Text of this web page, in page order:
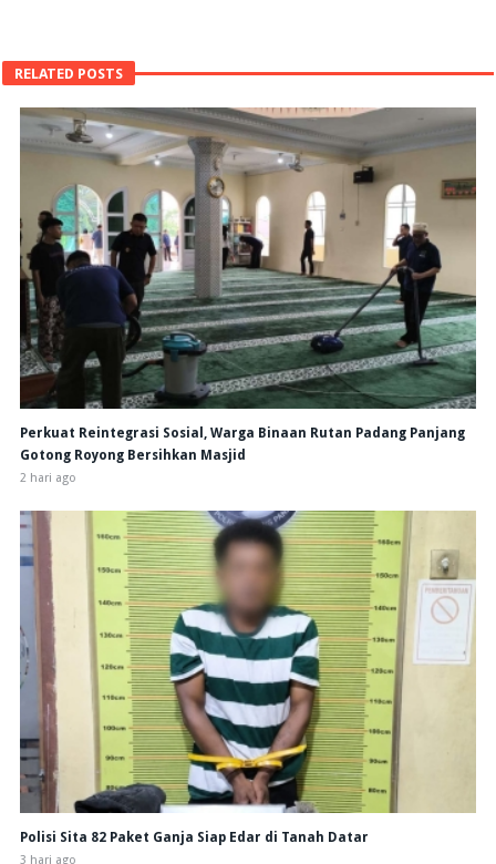
RELATED POSTS
Perkuat Reintegrasi Sosial, Warga Binaan Rutan Padang Panjang
Gotong Royong Bersihkan Masjid
2 hari ago
Polisi Sita 82 Paket Ganja Siap Edar di Tanah Datar
3 hari ago